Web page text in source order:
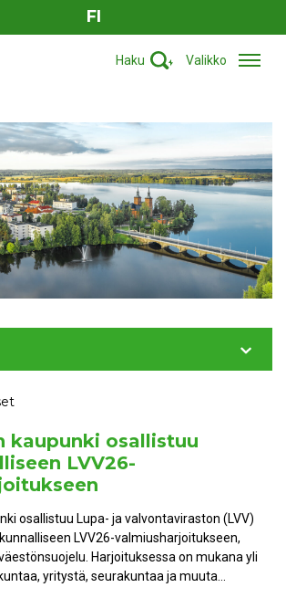
FI
Haku Valikko
kaupunki osallistuu
LVV26-
osallistuu Lupa- ja valvontaviraston (LVV)
LVV26-valmiusharjoitukseen,
Harjoituksessa on mukana yli
yritystä, seurakuntaa ja muuta…